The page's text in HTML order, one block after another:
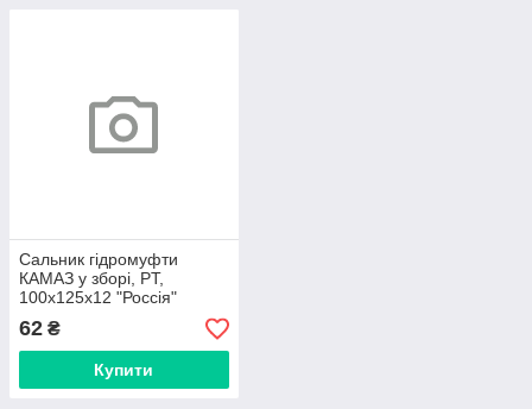
Сальник гідромуфти
КАМАЗ у зборі, PT,
100х125х12 "Россія"
62 ₴
Купити